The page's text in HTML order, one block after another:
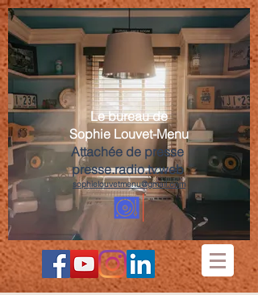
Le bureau de
Sophie Louvet-Menu
Attachée de presse
presse.radio.tv.web
sophielouvetmenu@gmail.com